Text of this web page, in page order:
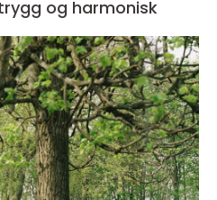
og harmonisk